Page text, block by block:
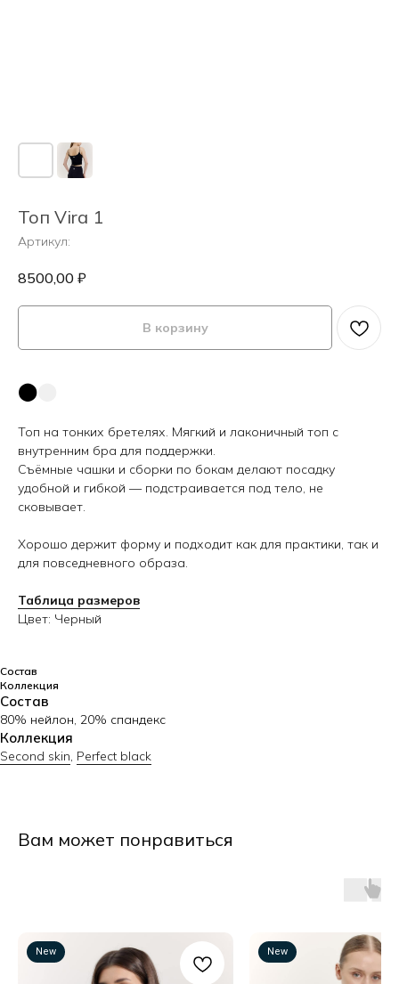
Топ Vira 1
Артикул:
8500,00 ₽
В корзину
⬤
Топ на тонких бретелях. Мягкий и лаконичный топ с
внутренним бра для поддержки.
Съёмные чашки и сборки по бокам делают посадку
удобной и гибкой — подстраивается под тело, не
сковывает.
Хорошо держит форму и подходит как для практики, так и
для повседневного образа.
Таблица размеров
Цвет: Черный
Состав
Коллекция
Состав
80% нейлон, 20% спандекс
Коллекция
Second skin Perfect black
Вам может понравиться
New New
Я даю согласие на обработку персональных данных в порядке
и на условиях, указанных вПолитике кофиденциальности